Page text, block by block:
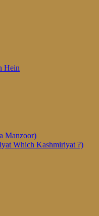
Hein
Manzoor)
Which Kashmiriyat ?)